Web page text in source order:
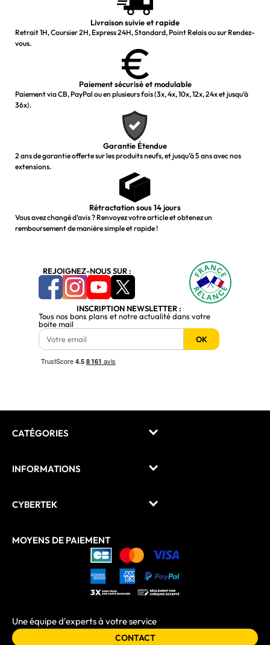
Livraison suivie et rapide
Retrait 1H, Coursier 2H, Express 24H, Standard, Point Relais ou sur Rendez-
vous.
Paiement sécurisé et modulable
Paiement via CB, PayPal ou en plusieurs fois (3x, 4x, 10x, 12x, 24x et jusqu’à
36x).
Garantie Étendue
2 ans de garantie offerte sur les produits neufs, et jusqu’à 5 ans avec nos
extensions.
Rétractation sous 14 jours
Vous avez changé d’avis ? Renvoyez votre article et obtenez un
remboursement de manière simple et rapide !
REJOIGNEZ-NOUS SUR :
INSCRIPTION NEWSLETTER :
Tous nos bons plans et notre actualité dans votre
boite mail
OK
CATÉGORIES
INFORMATIONS
CYBERTEK
MOYENS DE PAIEMENT
Une équipe d'experts à votre service
CONTACT